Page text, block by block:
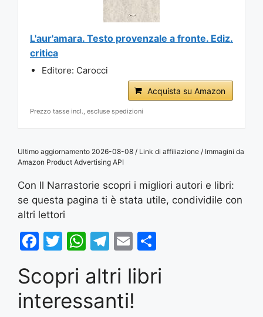
L'aur'amara. Testo provenzale a fronte. Ediz.
critica
Editore: Carocci
Acquista su Amazon
Prezzo tasse incl., escluse spedizioni
Ultimo aggiornamento 2026-08-08 / Link di affiliazione / Immagini da
Amazon Product Advertising API
Con Il Narrastorie scopri i migliori autori e libri:
se questa pagina ti è stata utile, condividile con
altri lettori
F
c
e
T
itt
er
W
at
s
T
e
gr
E
ai
l
ar
Scopri altri libri
interessanti!